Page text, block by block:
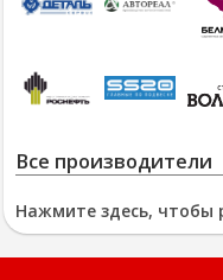
Все производители
Нажмите здесь, чтобы